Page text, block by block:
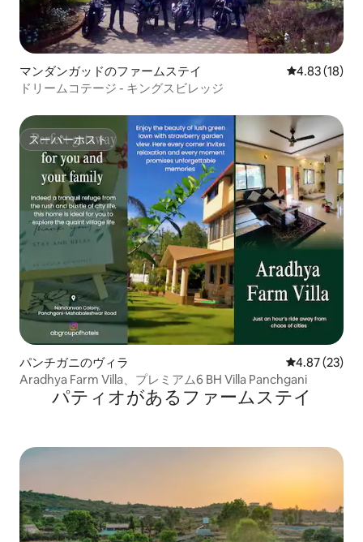
マンダンガッドのファームステイ レビュー18
4.83 (18)
ドリームコテージ - キングスビレッジ
スーパーホスト
スーパーホスト
パンチガニのヴィラ レビュー23
4.87 (23)
Aradhya Farm Villa、プレミアム6 BH Villa Panchgani
パティオがあるファームステイ